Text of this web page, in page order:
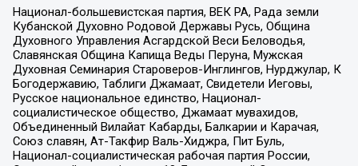
Национал-большевистская партия, ВЕК РА, Рада земли
Кубанской Духовно Родовой Державы Русь, Община
Духовного Управления Асгардской Веси Беловодья,
Славянская Община Капища Веды Перуна, Мужская
Духовная Семинария Староверов-Инглингов, Нурджулар, К
Богодержавию, Таблиги Джамаат, Свидетели Иеговы,
Русское национальное единство, Национал-
социалистическое общество, Джамаат мувахидов,
Объединенный Вилайат Кабарды, Балкарии и Карачая,
Союз славян, Ат-Такфир Валь-Хиджра, Пит Буль,
Национал-социалистическая рабочая партия России,